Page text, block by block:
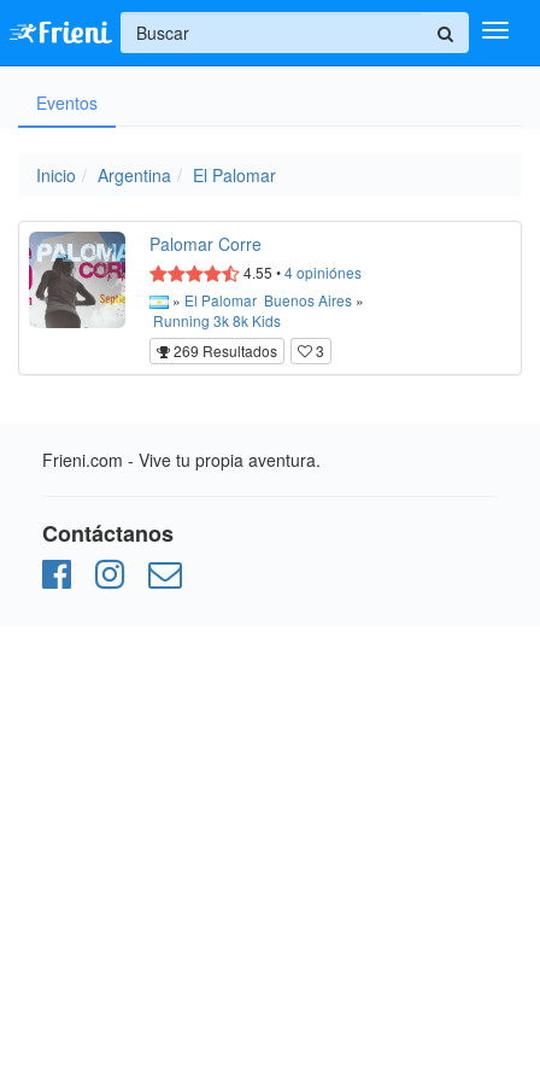
Ingresar
+
Eventos
Inicio Argentina El Palomar
Palomar Corre
4.55 •4opiniónes
» El Palomar Buenos Aires »
Running 3k8k Kids
269 Resultados
3
Frieni.com - Vive tu propia aventura.
Contáctanos